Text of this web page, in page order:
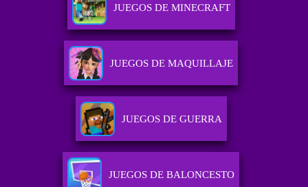
JUEGOS DE MINECRAFT
JUEGOS DE MAQUILLAJE
JUEGOS DE GUERRA
JUEGOS DE BALONCESTO